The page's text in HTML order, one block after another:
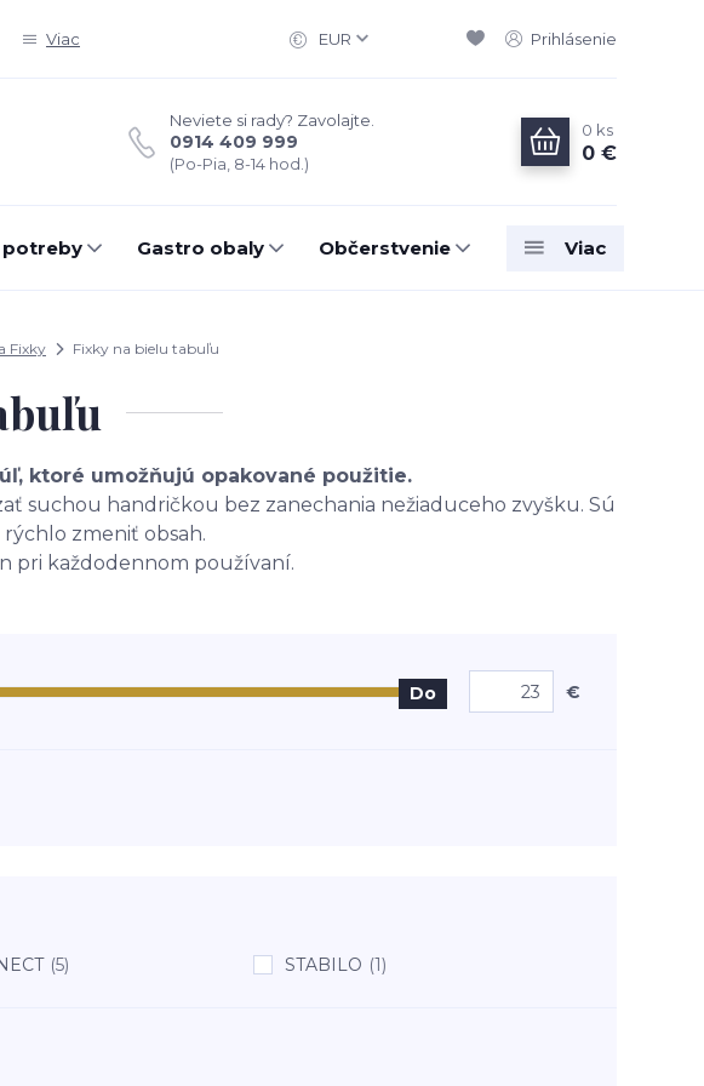
Viac EUR Prihlásenie
Neviete si rady? Zavolajte.
0914 409 999
(Po-Pia, 8-14 hod.)
0 ks
0 €
potreby Gastro obaly Občerstvenie Viac
Fixky Fixky na bielu tabuľu
ktoré umožňujú opakované použitie.
suchou handričkou bez zanechania nežiaduceho zvyšku. Sú
zmeniť obsah.
pri každodennom používaní.
Do €
(5) STABILO (1)